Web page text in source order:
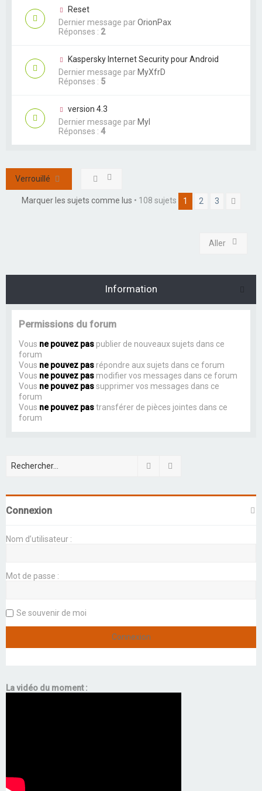
Reset
Dernier message parOrionPax
Réponses : 2
Kaspersky Internet Security pour Android
Dernier message parMyXfrD
Réponses : 5
version 4.3
Dernier message parMyl
Réponses : 4
Verrouillé
Marquer les sujets comme lus • 108 sujets 1 2 3
Aller
Information
Permissions du forum
Vous ne pouvez pas publier de nouveaux sujets dans ce
forum
Vous ne pouvez pas répondre aux sujets dans ce forum
Vous ne pouvez pas modifier vos messages dans ce forum
Vous ne pouvez passupprimer vos messages dans ce
forum
Vous ne pouvez pastransférer de pièces jointes dans ce
forum
Rechercher
Connexion
Nom d’utilisateur :
Mot de passe :
Se souvenir de moi
La vidéo du moment :